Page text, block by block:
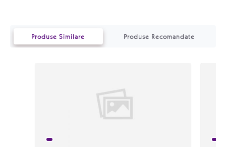
Produse Similare Produse Recomandate